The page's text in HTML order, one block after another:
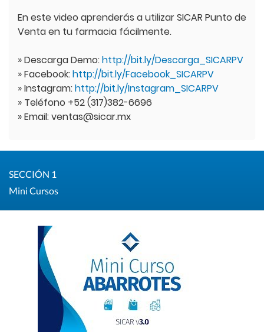
En este video aprenderás a utilizar SICAR Punto de
Venta en tu farmacia fácilmente.
» Descarga Demo:http://bit.ly/Descarga_SICARPV
» Facebook:http://bit.ly/Facebook_SICARPV
» Instagram:http://bit.ly/Instagram_SICARPV
» Teléfono +52 (317)382-6696
» Email: ventas@sicar.mx
SECCIÓN 1
Mini Cursos